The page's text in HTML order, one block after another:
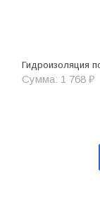
Гидроизоляция
Сумма: 1 768 ₽